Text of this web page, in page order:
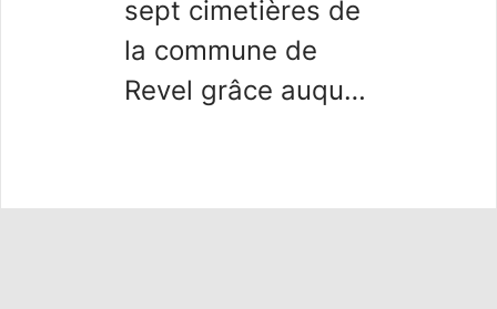
sept cimetières de
la commune de
Revel grâce auquel
sépulture ou un